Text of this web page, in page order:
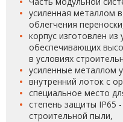
усиленная металлом
облегчения
корпус изготовлен
обеспечивающих
в условиях
усиленные металлом
внутренний лоток с
специальное место
степень защиты IP65
строительной пыли,